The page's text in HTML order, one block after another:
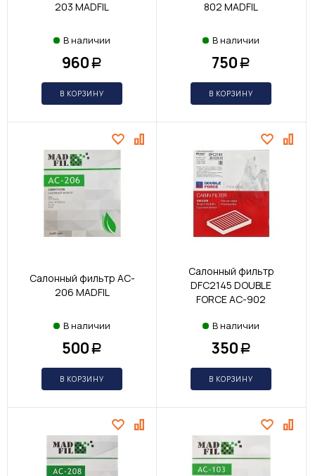
203 MADFIL
В наличии
960 Р
В КОРЗИНУ
802 MADFIL
В наличии
750 Р
В КОРЗИНУ
Салонный фильтр AC-
206 MADFIL
В наличии
500 Р
В КОРЗИНУ
Салонный фильтр
DFC2145 DOUBLE
FORCE AC-902
В наличии
350 Р
В КОРЗИНУ